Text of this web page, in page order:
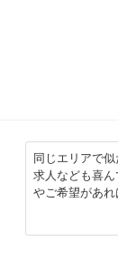
同じエリアで
求人なども喜
やご希望があれ